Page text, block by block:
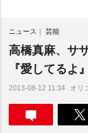
ニュース 芸能
高橋真麻、サ
『愛してるよ
2013-08-12 11:34 オリ